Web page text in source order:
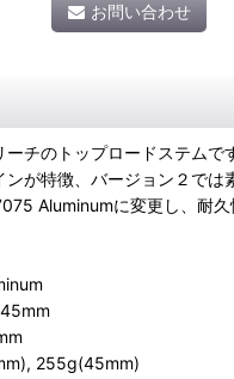
お問い合わせ
ーチのトップロードステムで
ンが特徴、バージョン２では
Aluminumに変更し、耐久
255g(45mm)